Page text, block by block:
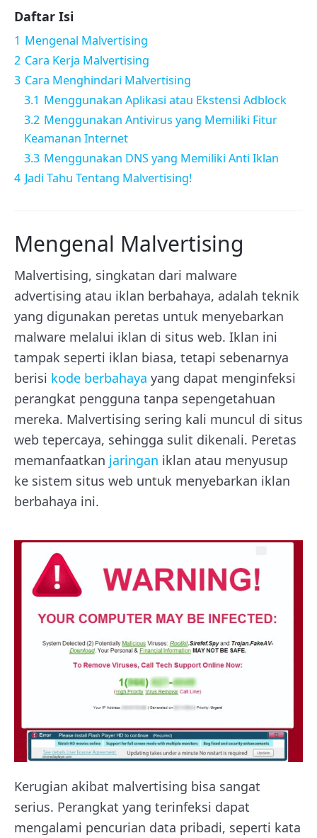
Daftar Isi
1 Mengenal Malvertising
2 Cara Kerja Malvertising
3 Cara Menghindari Malvertising
3.1 Menggunakan Aplikasi atau Ekstensi Adblock
3.2 Menggunakan Antivirus yang Memiliki Fitur
Keamanan Internet
3.3 Menggunakan DNS yang Memiliki Anti Iklan
4 Jadi Tahu Tentang Malvertising!
Mengenal Malvertising
Malvertising, singkatan dari malware
advertising atau iklan berbahaya, adalah teknik
yang digunakan peretas untuk menyebarkan
malware melalui iklan di situs web. Iklan ini
tampak seperti iklan biasa, tetapi sebenarnya
berisi kode berbahaya yang dapat menginfeksi
perangkat pengguna tanpa sepengetahuan
mereka. Malvertising sering kali muncul di situs
web tepercaya, sehingga sulit dikenali. Peretas
memanfaatkan jaringan iklan atau menyusup
ke sistem situs web untuk menyebarkan iklan
berbahaya ini.
Kerugian akibat malvertising bisa sangat
serius. Perangkat yang terinfeksi dapat
mengalami pencurian data pribadi, seperti kata